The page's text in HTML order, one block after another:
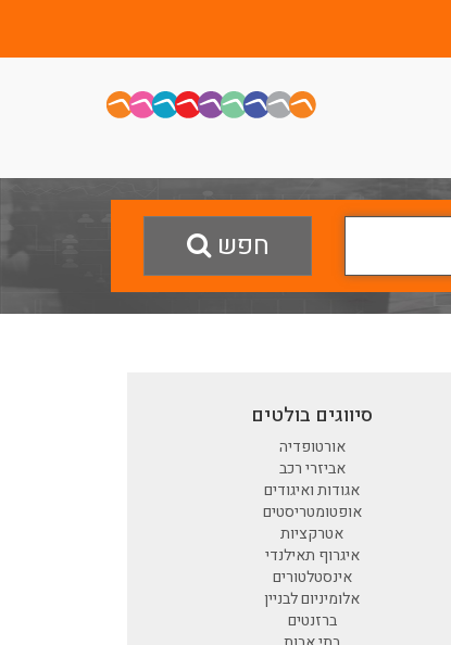
חפש
סיווגים בולטים
אורטופדיה
אביזרי רכב
אגודות ואיגודים
אופטומטריסטים
אטרקציות
איגרוף תאילנדי
אינסטלטורים
אלומיניום לבניין
ברזנטים